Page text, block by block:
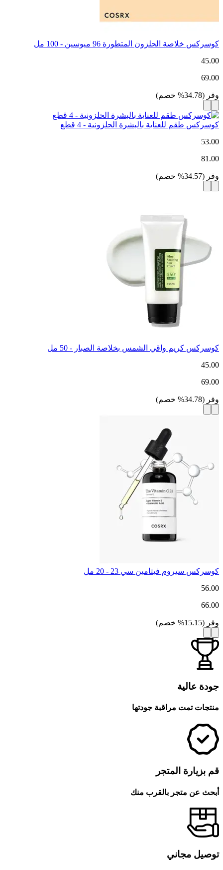
كوسركس خلاصة الحلزون المتطورة 96 ميوسين - 100 مل
45.00
69.00
وفر (
34.78
% خصم)
كوسركس طقم للعناية بالبشرة الحلزونية - 4 قطع
53.00
81.00
وفر (
34.57
% خصم)
كوسركس كريم واقي الشمس بخلاصة الصبار - 50 مل
45.00
69.00
وفر (
34.78
% خصم)
كوسركس سيروم فيتامين سي 23 - 20 مل
56.00
66.00
وفر (
15.15
% خصم)
جودة عالية
منتجات تمت مراقبة جودتها
قم بزيارة المتجر
أبحث عن متجر بالقرب منك
توصيل مجاني